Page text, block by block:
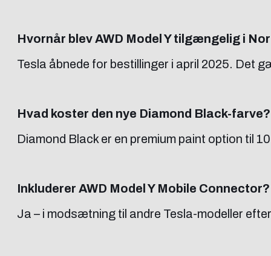
Hvornår blev AWD Model Y tilgængelig i
Tesla åbnede for bestillinger i april 2025. Det
Hvad koster den nye Diamond Black-farve?
Diamond Black er en premium paint option til
Inkluderer AWD Model Y Mobile Connector?
Ja – i modsætning til andre Tesla-modeller